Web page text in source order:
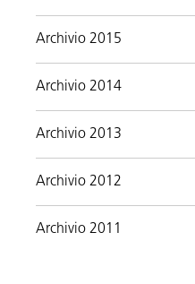
Archivio 2015
Archivio 2014
Archivio 2013
Archivio 2012
Archivio 2011